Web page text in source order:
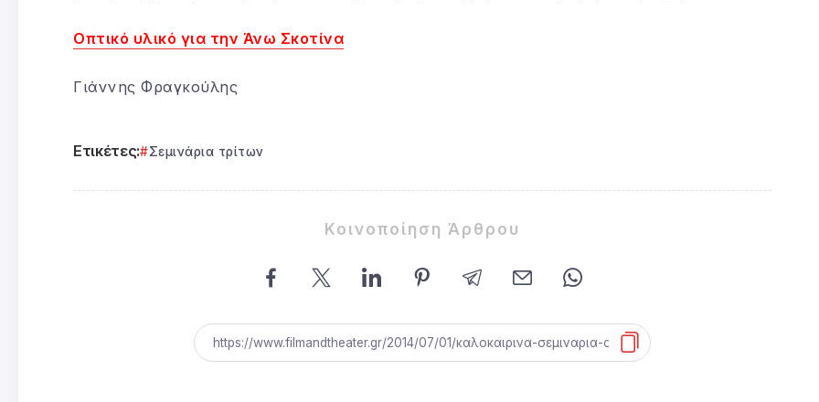
Οπτικό υλικό για την Άνω Σκοτίνα
Γιάννης Φραγκούλης
Ετικέτες: Σεμινάρια τρίτων
Κοινοποίηση Άρθρου